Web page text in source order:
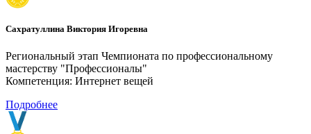
Сахратуллина Виктория Игоревна
Региональный этап Чемпионата по профессиональному
мастерству "Профессионалы"
Компетенция: Интернет вещей
Подробнее